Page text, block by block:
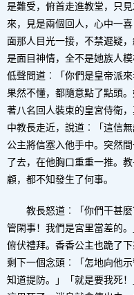
是難受，俯首走進教堂，只
來，見是兩個回人，心中一
面那人目光一接，不禁遲疑
是面目神情，全不是她族人
低聲問道︰「你們是皇帝派
果然不懂，都隨意點了點頭
著八名回人裝束的皇宮侍衛
中教長走近，說道︰「這信
公主將信塞入他手中。突然
了去，在他胸口重重一推。
顧，都不知發生了何事。
教長怒道︰「你們干甚
管閑事！我們是宮里當差的
俯伏禮拜。香香公主也跪了
剩下一個念頭︰「怎地向他
知道提防。」「就是要我死